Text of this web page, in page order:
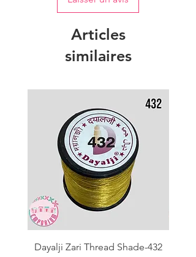
Articles
similaires
Dayalji Zari Thread Shade-432